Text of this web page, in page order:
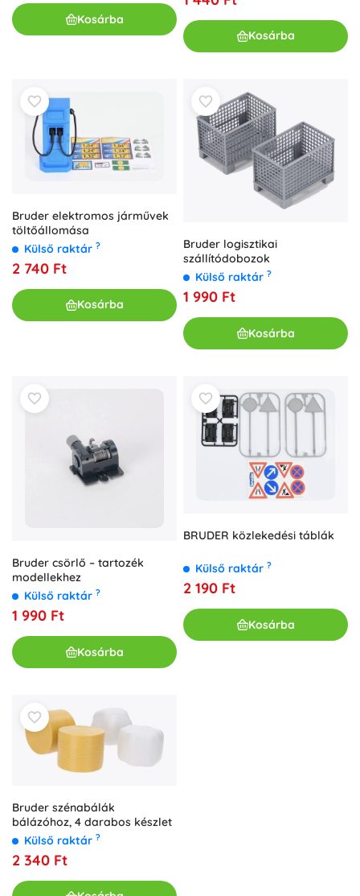
Kosárba
Kosárba
Bruder elektromos járművek
töltőállomása
Külső raktár ?
2 740 Ft
Kosárba
Bruder logisztikai
szállítódobozok
Külső raktár ?
1 990 Ft
Kosárba
Bruder csörlő – tartozék
modellekhez
Külső raktár ?
1 990 Ft
Kosárba
BRUDER közlekedési táblák
Külső raktár ?
2 190 Ft
Kosárba
Bruder szénabálák
bálázóhoz, 4 darabos készlet
Külső raktár ?
2 340 Ft